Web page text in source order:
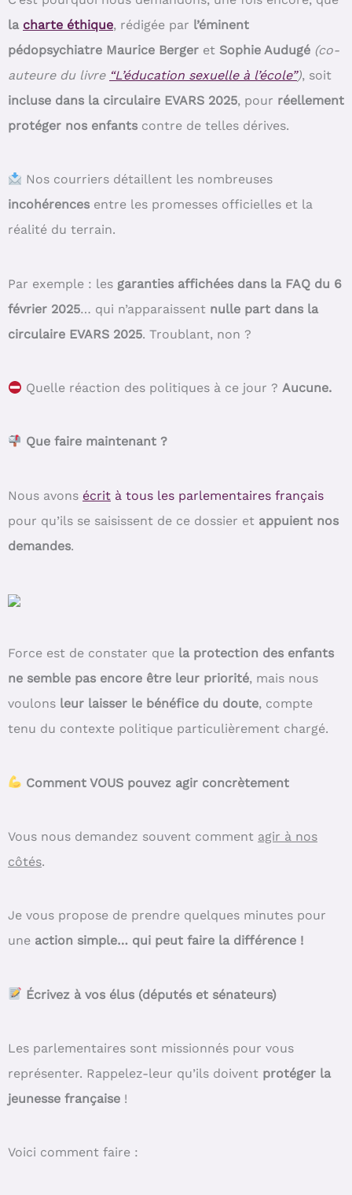
la charte éthique, rédigée par l’éminent
pédopsychiatre Maurice Berger et Sophie Audugé (co-
auteure du livre “L’éducation sexuelle à l’école”), soit
incluse dans la circulaire EVARS 2025, pour réellement
protéger nos enfants contre de telles dérives.
Nos courriers détaillent les nombreuses
incohérences entre les promesses officielles et la
réalité du terrain.
Par exemple : les garanties affichées dans la FAQ du 6
février 2025… qui n’apparaissent nulle part dans la
circulaire EVARS 2025. Troublant, non ?
Quelle réaction des politiques à ce jour ?Aucune.
Que faire maintenant ?
Nous avons écrit à tous les parlementaires français
pour qu’ils se saisissent de ce dossier et appuient nos
demandes.
Force est de constater que la protection des enfants
ne semble pas encore être leur priorité, mais nous
voulons leur laisser le bénéfice du doute, compte
tenu du contexte politique particulièrement chargé.
Comment VOUS pouvez agir concrètement
Vous nous demandez souvent comment agir à nos
côtés.
Je vous propose de prendre quelques minutes pour
une action simple… qui peut faire la différence !
Écrivez à vos élus (députés et sénateurs)
Les parlementaires sont missionnés pour vous
représenter. Rappelez-leur qu’ils doivent protéger la
jeunesse française !
Voici comment faire :